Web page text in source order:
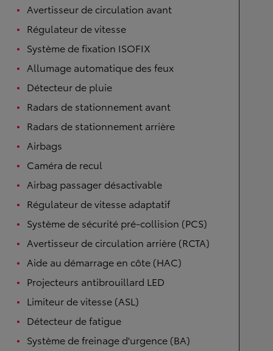
Avertisseur de circulation avant
Régulateur de vitesse
Système de fixation ISOFIX
Allumage automatique des feux
Détecteur de pluie
Radars de stationnement avant
Radars de stationnement arrière
Airbags
Caméra de recul
Airbag passager désactivable
Régulateur de vitesse adaptatif
Système de sécurité pré-collision (PCS)
Avertisseur de circulation arrière (RCTA)
Aide au démarrage en côte (HAC)
Projecteurs antibrouillard LED
Limiteur de vitesse (ASL)
Détecteur de fatigue
Système de freinage d'urgence (BA)